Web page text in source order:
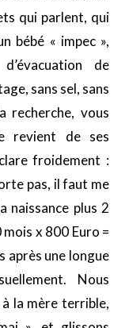
qui parlent, qui
bébé « impec »,
de
sans sel, sans
recherche, vous
revient de ses
froidement :
pas, il faut me
naissance plus 2
x 800 Euro =
après une longue
Nous
la mère terrible,